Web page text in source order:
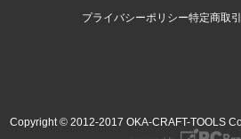
プライバシーポリシー特定商取
Copyright © 2012-2017 OKA-CRAFT-TOOLS